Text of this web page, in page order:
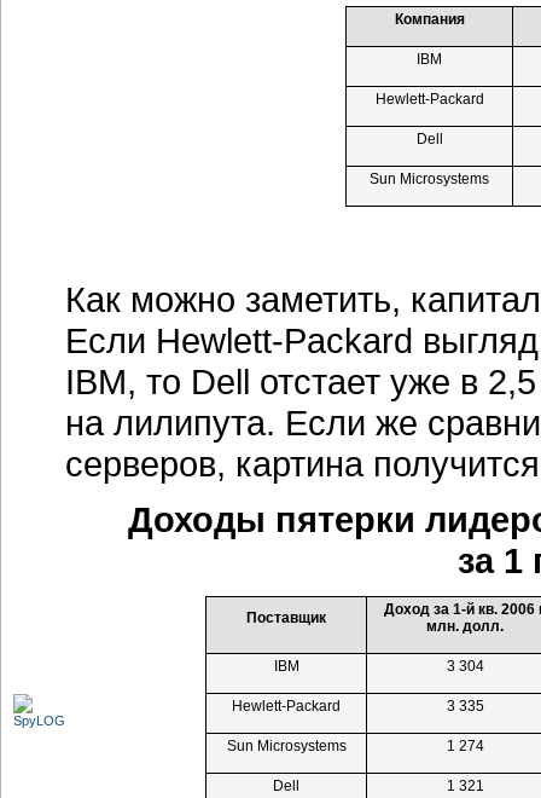
Компания
IBM
Hewlett-Packard
Dell
Sun Microsystems
Как можно заметить,
Если Hewlett-Packard
IBM, то Dell отстает уже в
на лилипута. Если же
серверов, картина
Доходы пятерки
за 1
Поставщик Доход за 1-й кв.2006
млн. долл.
IBM 3 304
Hewlett-Packard 3 335
Sun Microsystems 1 274
Dell 1 321